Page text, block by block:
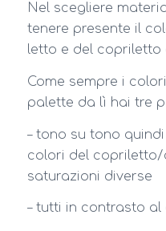
Nel scegliere
tenere presente il
letto e del copriletto
Come sempre i
palette da lì hai tre
– tono su tono
colori del
saturazioni diverse
– tutti in contrasto